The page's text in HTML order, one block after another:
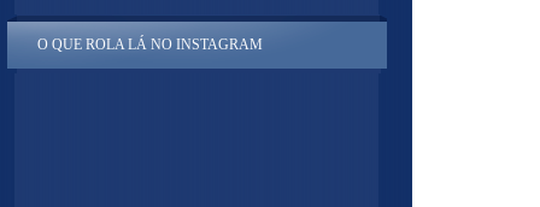
O QUE ROLA LÁ NO INSTAGRAM